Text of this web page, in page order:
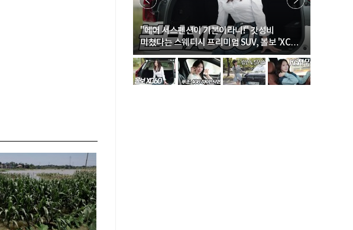
"에어 서스펜션이 기본이라니!" 갓성비
미쳤다는 스웨디시 프리미엄 SUV, 볼보 'XC60
B5 울트라'